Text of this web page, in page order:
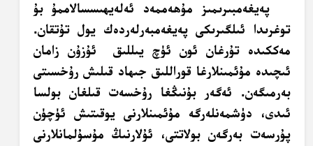
پەيغەمبىرىمىز مۇھەممەد ئەلەيھىسسالاممۇ بۇ
توغرىدا ئىلگىرىكى پەيغەمبەرلەردەك يول تۇتقان.
مەككىدە تۇرغان ئون ئۈچ يىللىق ئۇزۇن زامان
ئىچىدە مۇئمىنلارغا قوراللىق جىھاد قىلىش رۇخسىتى
بەرمىگەن. ئەگەر بۇنىڭغا رۇخسەت قىلغان بولسا
ئىدى، دۈشمەنلەرگە مۇئمىنلارنى يوقىتىش ئۈچۈن
پۇرسەت بەرگەن بولاتتى، ئۇلارنىڭ مۇسۇلمانلارنى